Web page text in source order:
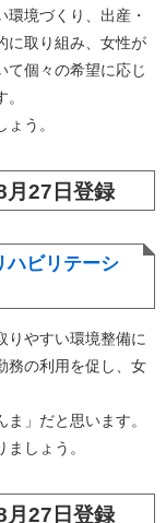
境づくり、出産・
に取り組み、女性が
て個々の希望に応じ
う。
27日登録
ビリテーシ
りやすい環境整備に
務の利用を促し、女
」だと思います。
しょう。
27日登録